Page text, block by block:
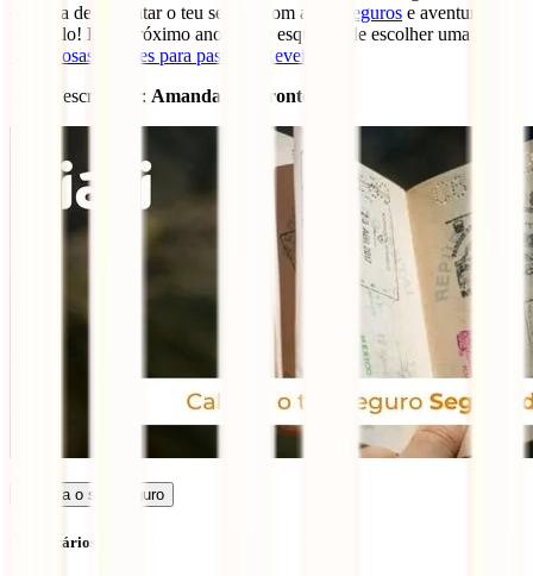
esqueça de contratar o teu seguro com a
Iati Seguros e aventura-te
tranquilo! E no próximo ano não te esqueças de escolher uma destas
5 fabulosas cidades para passar o Reveillón
Artigo escrito por: Amanda sem fronteiras
Calcula o seu seguro
Comentários (1)